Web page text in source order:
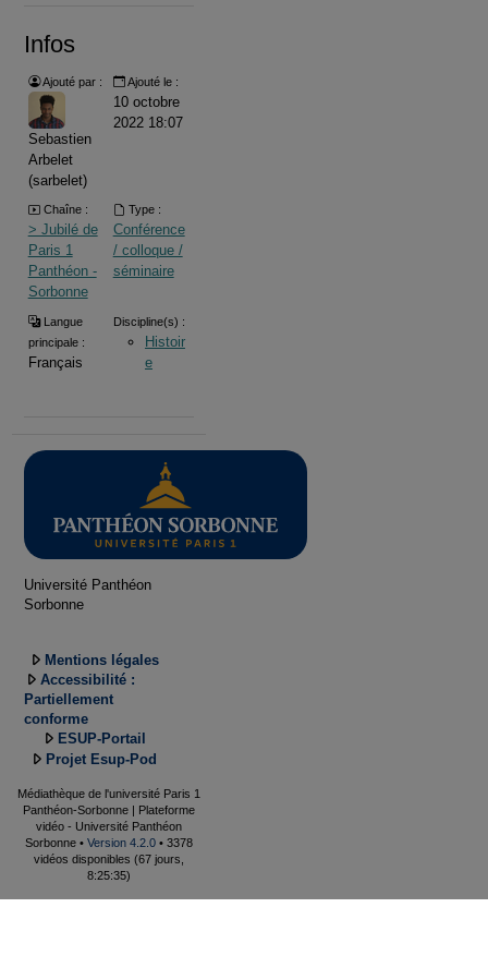
Infos
Ajouté par :
Sebastien
Arbelet
(sarbelet)
Ajouté le :
10 octobre
2022 18:07
Chaîne :
> Jubilé de
Paris 1
Panthéon -
Sorbonne
Type :
Conférence
/ colloque /
séminaire
Langue
principale :
Français
Discipline(s) :
Histoir
e
Université Panthéon
Sorbonne
Mentions légales
Accessibilité :
Partiellement
conforme
ESUP-Portail
Projet Esup-Pod
Médiathèque de l'université Paris 1
Panthéon-Sorbonne | Plateforme
vidéo - Université Panthéon
Sorbonne • Version 4.2.0 • 3378
vidéos disponibles (67 jours,
8:25:35)